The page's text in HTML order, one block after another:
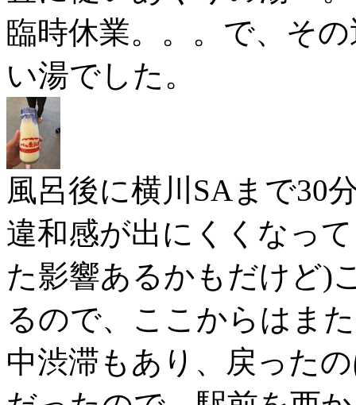
臨時休業。。。で、そ
い湯でした。
風呂後に横川SAまで30
違和感が出にくくなっ
た影響あるかもだけど)
るので、ここからはま
中渋滞もあり、戻った